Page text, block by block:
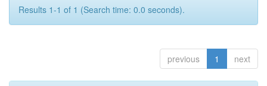
Results 1-1 of 1 (Search time: 0.0 seconds).
previous 1 next